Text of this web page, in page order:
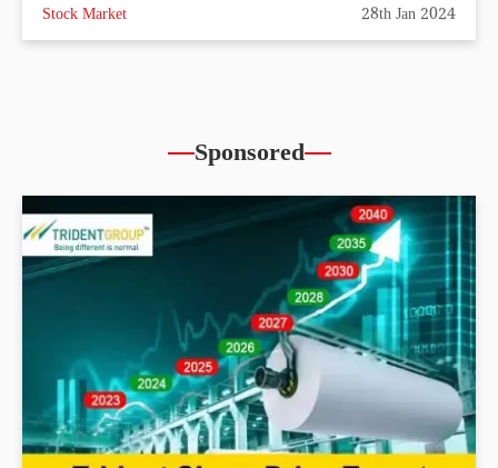
Stock Market 28th Jan 2024
Sponsored